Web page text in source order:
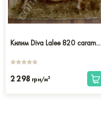
Килим Diva Lalee 820 caram...
2 298 грн/м2